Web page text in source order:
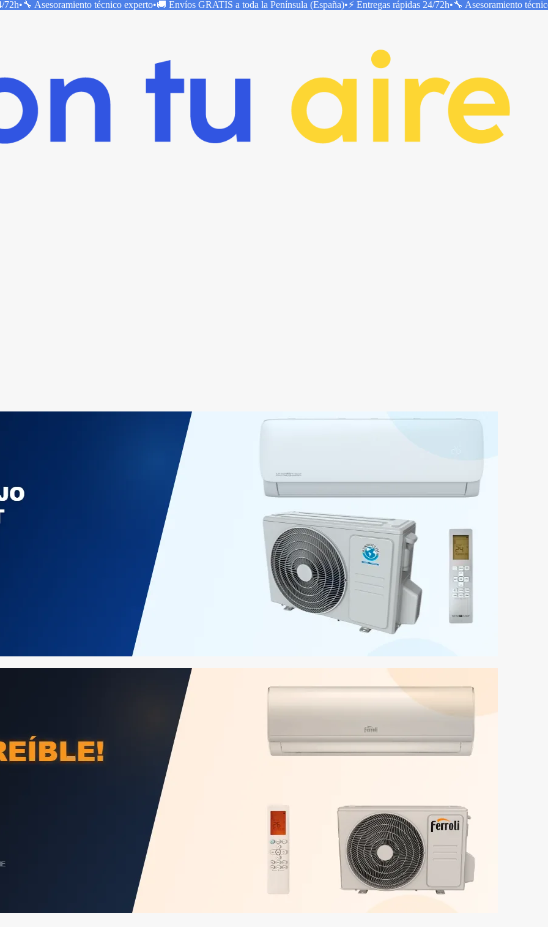
72h•🔧 Asesoramiento técnico experto•🚚 Envíos GRATIS a toda la Península (España)•⚡ Entregas rápidas 24/72h•🔧 Asesoramiento